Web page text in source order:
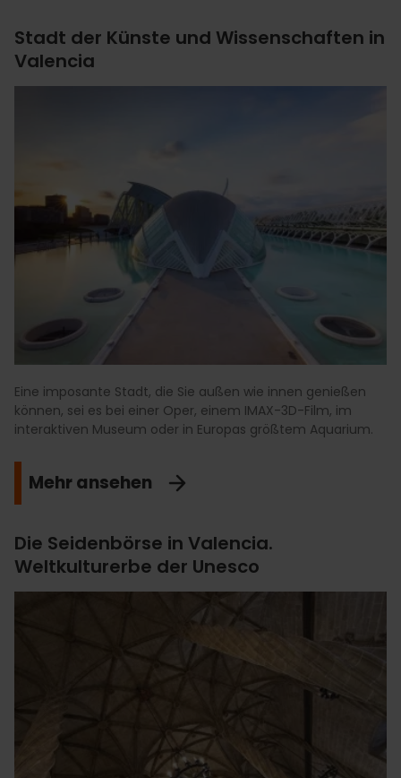
Stadt der Künste und Wissenschaften in
Valencia
Eine imposante Stadt, die Sie außen wie innen genießen
können, sei es bei einer Oper, einem IMAX-3D-Film, im
interaktiven Museum oder in Europas größtem Aquarium.
Mehr ansehen
Die Seidenbörse in Valencia.
Weltkulturerbe der Unesco